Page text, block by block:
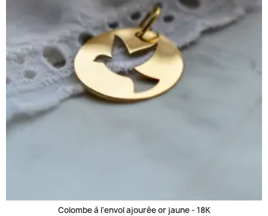
Colombe à l'envol ajourée or jaune - 18K